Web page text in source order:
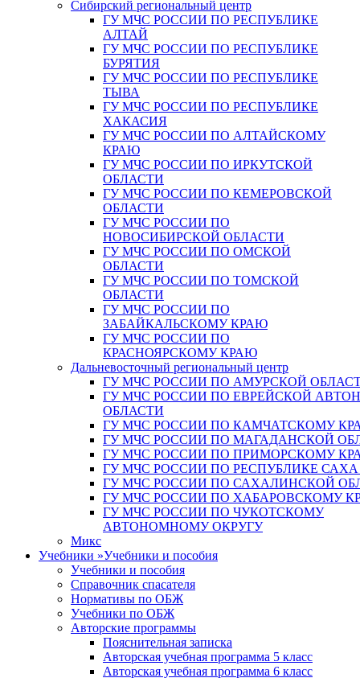
Сибирский региональный центр
ГУ МЧС РОССИИ ПО РЕСПУБЛИКЕ
АЛТАЙ
ГУ МЧС РОССИИ ПО РЕСПУБЛИКЕ
БУРЯТИЯ
ГУ МЧС РОССИИ ПО РЕСПУБЛИКЕ
ТЫВА
ГУ МЧС РОССИИ ПО РЕСПУБЛИКЕ
ХАКАСИЯ
ГУ МЧС РОССИИ ПО АЛТАЙСКОМУ
КРАЮ
ГУ МЧС РОССИИ ПО ИРКУТСКОЙ
ОБЛАСТИ
ГУ МЧС РОССИИ ПО КЕМЕРОВСКОЙ
ОБЛАСТИ
ГУ МЧС РОССИИ ПО
НОВОСИБИРСКОЙ ОБЛАСТИ
ГУ МЧС РОССИИ ПО ОМСКОЙ
ОБЛАСТИ
ГУ МЧС РОССИИ ПО ТОМСКОЙ
ОБЛАСТИ
ГУ МЧС РОССИИ ПО
ЗАБАЙКАЛЬСКОМУ КРАЮ
ГУ МЧС РОССИИ ПО
КРАСНОЯРСКОМУ КРАЮ
Дальневосточный региональный центр
ГУ МЧС РОССИИ ПО АМУРСКОЙ
ГУ МЧС РОССИИ ПО ЕВРЕЙСКОЙ
ОБЛАСТИ
ГУ МЧС РОССИИ ПО КАМЧАТСКОМУ
ГУ МЧС РОССИИ ПО МАГАДАНСКОЙ
ГУ МЧС РОССИИ ПО ПРИМОРСКОМУ
ГУ МЧС РОССИИ ПО РЕСПУБЛИКЕ
ГУ МЧС РОССИИ ПО САХАЛИНСКОЙ
ГУ МЧС РОССИИ ПО ХАБАРОВСКОМУ
ГУ МЧС РОССИИ ПО ЧУКОТСКОМУ
АВТОНОМНОМУ ОКРУГУ
Микс
Учебники »Учебники и пособия
Учебники и пособия
Справочник спасателя
Нормативы по ОБЖ
Учебники по ОБЖ
Авторские программы
Пояснительная записка
Авторская учебная программа 5 класс
Авторская учебная программа 6 класс